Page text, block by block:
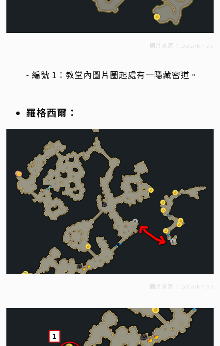
圖片來源：lostarkmap
- 編號 1：教堂內圖片圈起處有一隱藏密道。
羅格西爾：
圖片來源：lostarkmap